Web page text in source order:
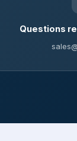
Questions